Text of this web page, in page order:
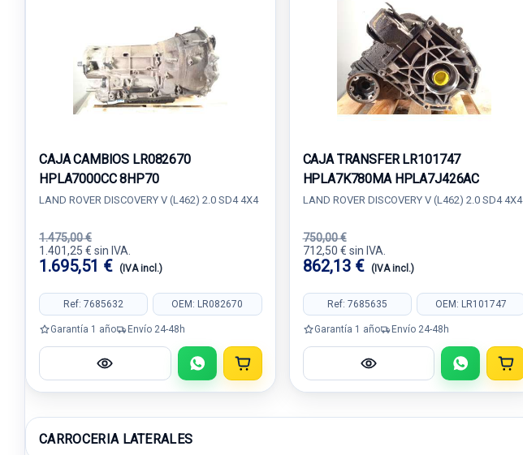
CAJA CAMBIOS LR082670
HPLA7000CC 8HP70
LAND ROVER DISCOVERY V (L462) 2.0 SD4 4X4
1.475,00 €
1.401,25 € sin IVA.
1.695,51 € (IVA incl.)
Ref: 7685632 OEM: LR082670
Garantía 1 año Envío 24-48h
CAJA TRANSFER LR101747
HPLA7K780MA HPLA7J426AC
LAND ROVER DISCOVERY V (L462) 2.0 SD4 4X4
750,00 €
712,50 € sin IVA.
862,13 € (IVA incl.)
Ref: 7685635 OEM: LR101747
Garantía 1 año Envío 24-48h
CARROCERIA LATERALES